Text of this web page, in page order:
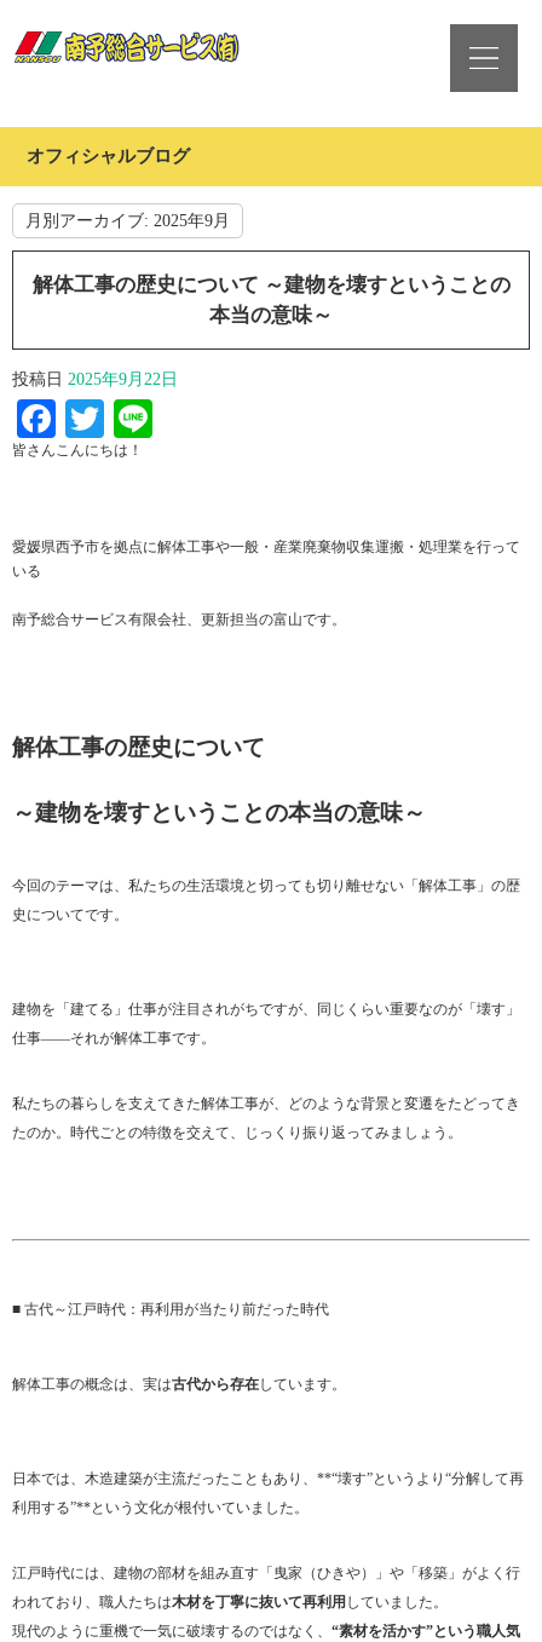
オフィシャルブログ
月別アーカイブ: 2025年9月
解体工事の歴史について ～建物を壊すということの
本当の意味～
投稿日 2025年9月22日
Facebook
Twitter
皆さんこんにちは！
愛媛県西予市を拠点に解体工事や一般・産業廃棄物収集運搬・処理業を行って
いる
南予総合サービス有限会社、更新担当の富山です。
解体工事の歴史について
～建物を壊すということの本当の意味～
今回のテーマは、私たちの生活環境と切っても切り離せない「解体工事」の歴
史についてです。
建物を「建てる」仕事が注目されがちですが、同じくらい重要なのが「壊す」
仕事――それが解体工事です。
私たちの暮らしを支えてきた解体工事が、どのような背景と変遷をたどってき
たのか。時代ごとの特徴を交えて、じっくり振り返ってみましょう。
■ 古代～江戸時代：再利用が当たり前だった時代
解体工事の概念は、実は古代から存在しています。
日本では、木造建築が主流だったこともあり、**“壊す”というより“分解して再
利用する”**という文化が根付いていました。
江戸時代には、建物の部材を組み直す「曳家（ひきや）」や「移築」がよく行
われており、職人たちは木材を丁寧に抜いて再利用 していました。
現代のように重機で一気に破壊するのではなく、 “素材を活かす”という職人気